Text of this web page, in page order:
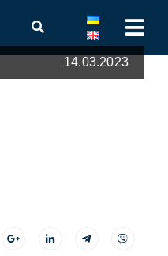
14.03.2023